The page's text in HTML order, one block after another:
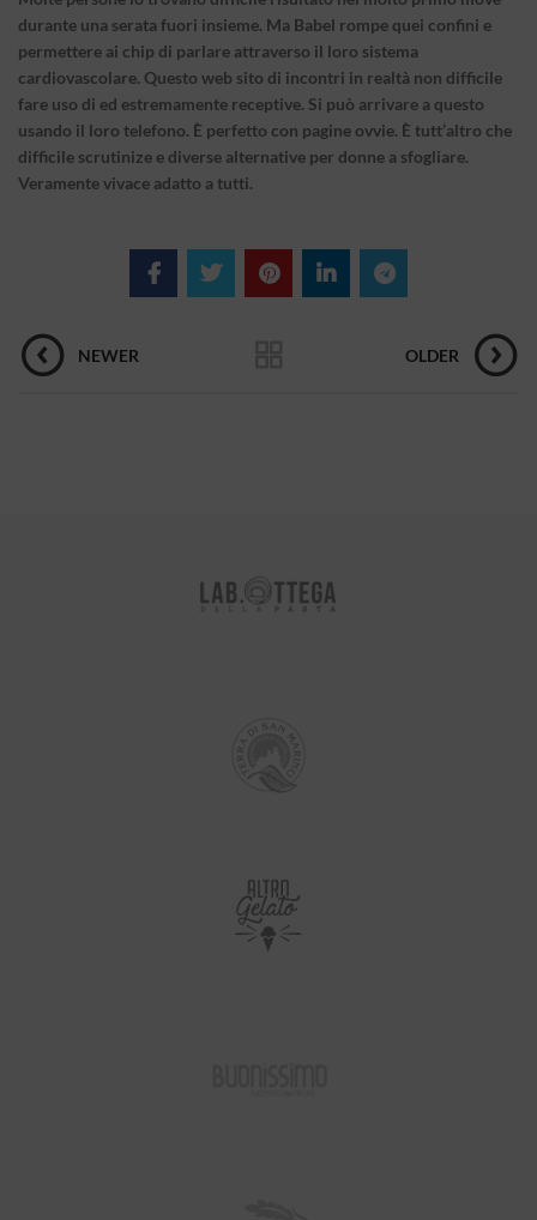
durante una serata fuori insieme. Ma Babel rompe quei confini e
permettere ai chip di parlare attraverso il loro sistema
cardiovascolare. Questo web sito di incontri in realtà non difficile
fare uso di ed estremamente receptive. Si può arrivare a questo
usando il loro telefono. È perfetto con pagine ovvie. È tutt’altro che
difficile scrutinize e diverse alternative per donne a sfogliare.
Veramente vivace adatto a tutti.
NEWER OLDER